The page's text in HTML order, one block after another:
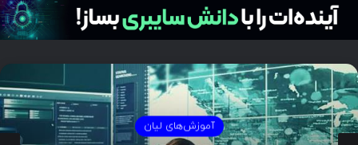
آموزش‌های لیان